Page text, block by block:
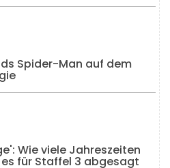
Spider-Man auf dem
Wie viele Jahreszeiten
für Staffel 3 abgesagt